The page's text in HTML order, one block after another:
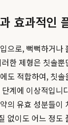
효과적인
으로, 뻑뻑하거나
한 제형은 칫솔뿐
도 적합하여, 칫
계에 이상적입니
의 유효 성분들이
없이도 어느 정도